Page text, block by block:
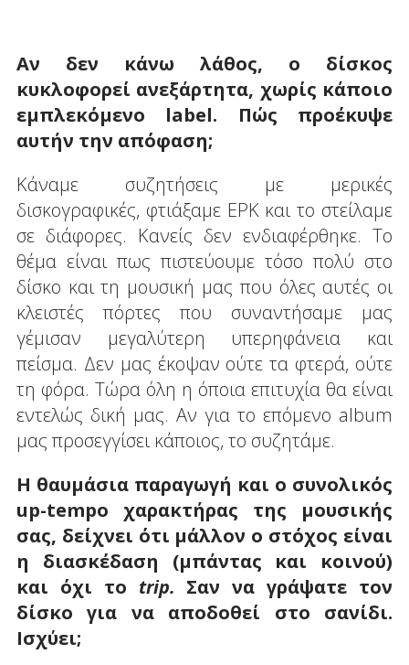
Αν δεν κάνω λάθος, ο δίσκος
κυκλοφορεί ανεξάρτητα, χωρίς κάποιο
εμπλεκόμενο label. Πώς προέκυψε
αυτήν την απόφαση;
Κάναμε συζητήσεις με μερικές
δισκογραφικές, φτιάξαμε EPK και το στείλαμε
σε διάφορες. Κανείς δεν ενδιαφέρθηκε. Το
θέμα είναι πως πιστεύουμε τόσο πολύ στο
δίσκο και τη μουσική μας που όλες αυτές οι
κλειστές πόρτες που συναντήσαμε μας
γέμισαν μεγαλύτερη υπερηφάνεια και
πείσμα. Δεν μας έκοψαν ούτε τα φτερά, ούτε
τη φόρα. Τώρα όλη η όποια επιτυχία θα είναι
εντελώς δική μας. Αν για το επόμενο album
μας προσεγγίσει κάποιος, το συζητάμε.
Η θαυμάσια παραγωγή και ο συνολικός
up-tempo χαρακτήρας της μουσικής
σας, δείχνει ότι μάλλον ο στόχος είναι
η διασκέδαση (μπάντας και κοινού)
και όχι το trip. Σαν να γράψατε τον
δίσκο για να αποδοθεί στο σανίδι.
Ισχύει;